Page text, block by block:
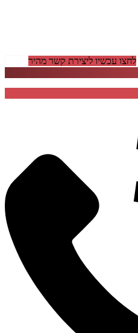
לחצו עכשיו ליצירת קשר מהיר